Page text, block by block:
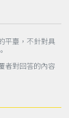
平臺，不針對具
者對回答的內容